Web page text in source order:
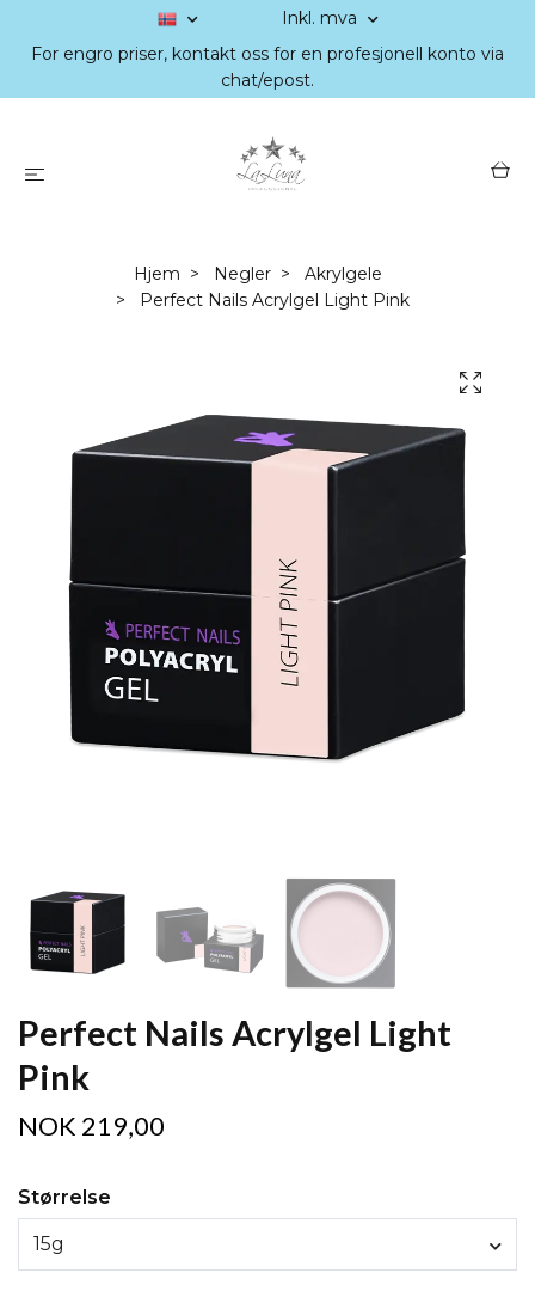
Inkl. mva
For engro priser, kontakt oss for en profesjonell konto via
chat/epost.
Hjem Negler
Akrylgele
Perfect Nails Acrylgel Light Pink
Perfect Nails Acrylgel Light
Pink
NOK 219,00
Størrelse
15g